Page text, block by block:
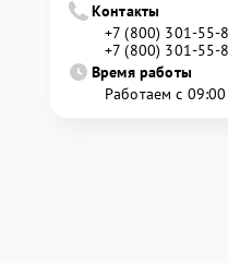
Контакты
+7 (800) 301-55-
+7 (800) 301-55-
Время работы
Работаем с